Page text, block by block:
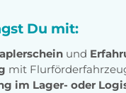
Du mit:
und
mit
im Lager- oder